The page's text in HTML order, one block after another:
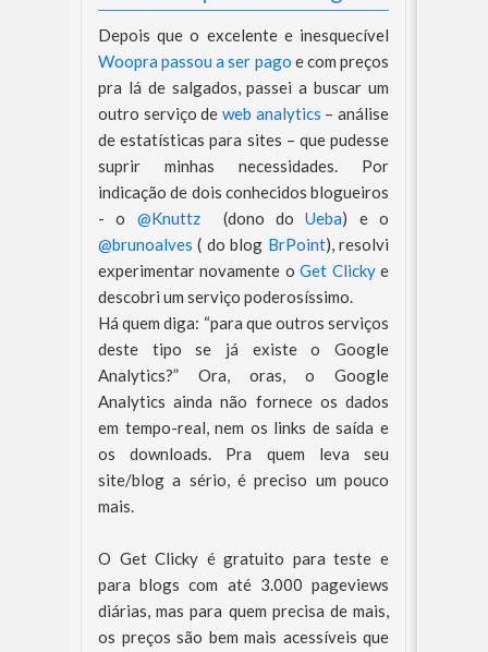
Depois que o excelente e inesquecível
Woopra passou a ser pago e com preços
pra lá de salgados, passei a buscar um
outro serviço de web analytics – análise
de estatísticas para sites – que pudesse
suprir minhas necessidades. Por
indicação de dois conhecidos blogueiros
- o @Knuttz(dono doUeba) e o
@brunoalves ( do blog BrPoint), resolvi
experimentar novamente oGet Clickye
descobri um serviço poderosíssimo.
Há quem diga: “para que outros serviços
deste tipo se já existe o Google
Analytics?” Ora, oras, o Google
Analytics ainda não fornece os dados
em tempo-real, nem os links de saída e
os downloads. Pra quem leva seu
site/blog a sério, é preciso um pouco
mais.
O Get Clicky é gratuito para teste e
para blogs com até 3.000 pageviews
diárias, mas para quem precisa de mais,
os preços são bem mais acessíveis que